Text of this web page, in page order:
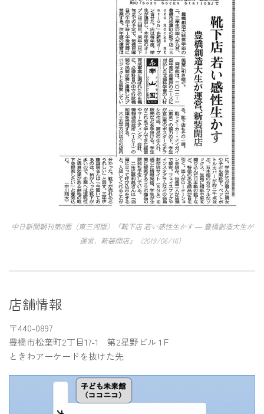
中日新聞朝刊第8面（東三河版）『靴下店 若い感性生かす ― 豊橋創造大生が
運営、新装開店』（2019/06/16）
店舗情報
〒440-0897
豊橋市松葉町2丁目17-1 第2星野ビル 1Ｆ
ときわアーケードを抜けた先